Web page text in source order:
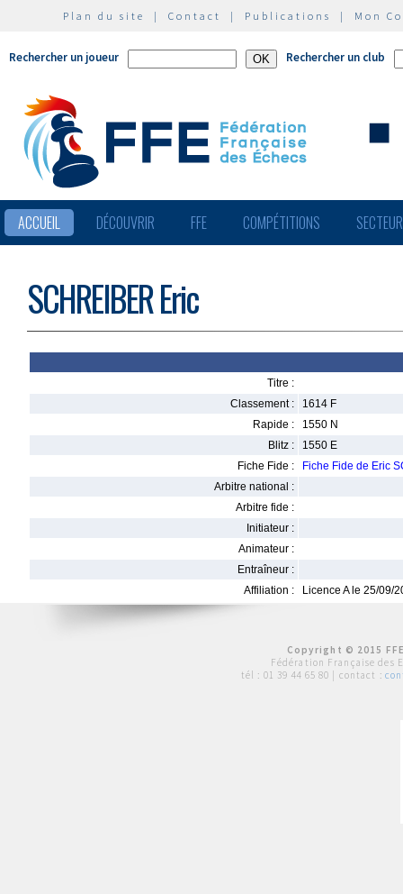
Plan du site | Contact | Publications | Mon
Rechercher un joueur Rechercher un club
ACCUEIL DÉCOUVRIR FFE COMPÉTITIONS
SCHREIBER Eric
Titre :
Classement :
1614 F
Rapide :
1550 N
Blitz :
1550 E
Fiche Fide :
Fiche Fide de Eric
Arbitre national :
Arbitre fide :
Initiateur :
Animateur :
Entraîneur :
Affiliation :
Licence A le 25/09/
Copyright © 2015
Fédération Française des
tél : 01 39 44 65 80 | contact :